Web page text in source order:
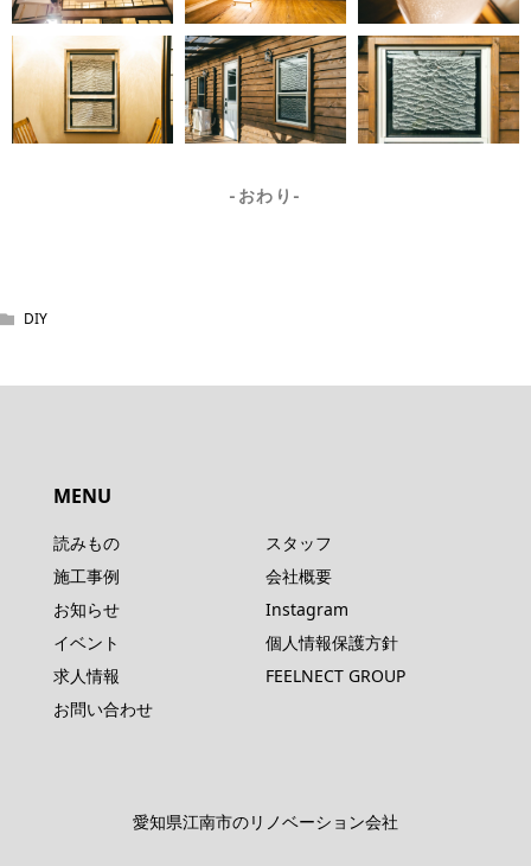
-おわり-
DIY
MENU
読みもの
施工事例
お知らせ
イベント
求人情報
お問い合わせ
スタッフ
会社概要
Instagram
個人情報保護方針
FEELNECT GROUP
愛知県江南市のリノベーション会社